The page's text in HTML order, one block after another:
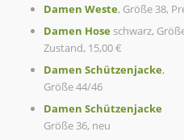
Damen Weste, Größe 38,
Damen Hoseschwarz,
Zustand, 15,00 €
Damen Schützenjacke,
Größe 44/46
Damen Schützenjacke
Größe 36, neu